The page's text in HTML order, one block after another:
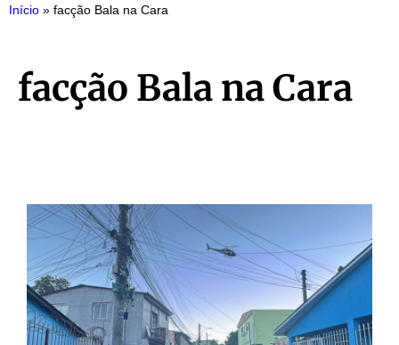
Início » facção Bala na Cara
facção Bala na Cara